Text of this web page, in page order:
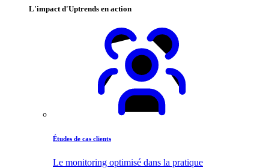
L'impact d'Uptrends en action
Études de cas clients
Le monitoring optimisé dans la pratique